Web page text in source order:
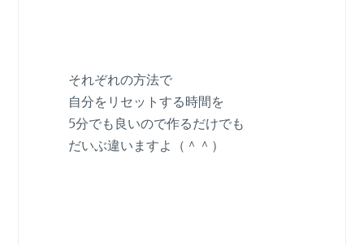
それぞれの方法で
自分をリセットする時間を
5分でも良いので作るだけでも
だいぶ違いますよ（＾＾）